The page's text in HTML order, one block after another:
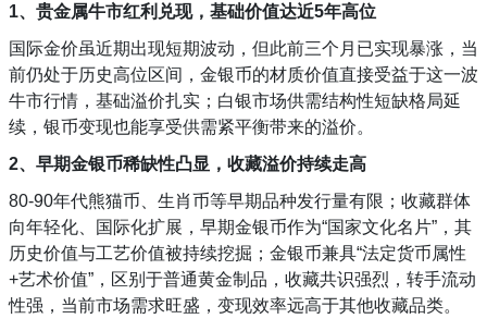
1、贵金属牛市红利兑现，基础价值达近5年高位
国际金价虽近期出现短期波动，但此前三个月已实现暴涨，当
前仍处于历史高位区间，金银币的材质价值直接受益于这一波
牛市行情，基础溢价扎实；白银市场供需结构性短缺格局延
续，银币变现也能享受供需紧平衡带来的溢价。
2、早期金银币稀缺性凸显，收藏溢价持续走高
80-90年代熊猫币、生肖币等早期品种发行量有限；收藏群体
向年轻化、国际化扩展，早期金银币作为“国家文化名片”，其
历史价值与工艺价值被持续挖掘；金银币兼具“法定货币属性
+艺术价值”，区别于普通黄金制品，收藏共识强烈，转手流动
性强，当前市场需求旺盛，变现效率远高于其他收藏品类。